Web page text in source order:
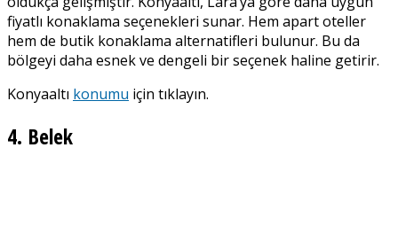
fiyatlı konaklama seçenekleri sunar. Hem apart oteller
hem de butik konaklama alternatifleri bulunur. Bu da
bölgeyi daha esnek ve dengeli bir seçenek haline getirir.
Konyaaltı konumu için tıklayın.
4. Belek